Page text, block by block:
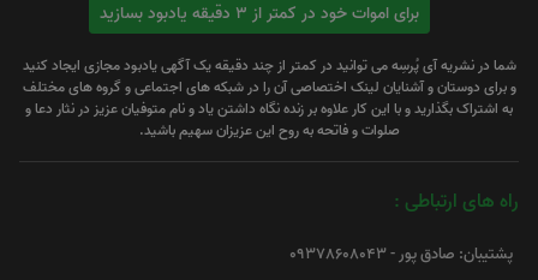
برای اموات خود در کمتر از 3 دقیقه یادبود بسازید
شما در نشریه آی پُرسِه می توانید در کمتر از چند دقیقه یک آگهی یادبود مجازی ایجاد کنید
و برای دوستان و آشنایان لینک اختصاصی آن را در شبکه های اجتماعی و گروه های مختلف
به اشتراک بگذارید و با این کار علاوه بر زنده نگاه داشتن یاد و نام متوفیان عزیز در نثار دعا و
صلوات و فاتحه به روح این عزیزان سهیم باشید.
راه های ارتباطی :
پشتیبان: صادق پور - 09378608043